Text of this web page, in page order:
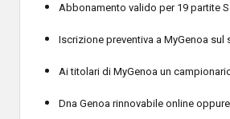
Abbonamento valido per 19 partite
Iscrizione preventiva a MyGenoa
Ai titolari di MyGenoa un
Dna Genoa rinnovabile online